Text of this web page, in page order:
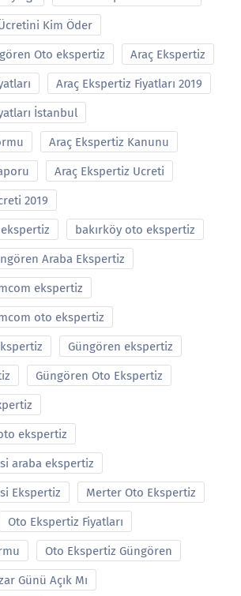
Kim Öder
Oto ekspertiz Araç Ekspertiz
Araç Ekspertiz Fiyatları 2019
İstanbul
Araç Ekspertiz Kanunu
Araç Ekspertiz Ucreti
2019
bakırköy oto ekspertiz
Araba Ekspertiz
ekspertiz
oto ekspertiz
Güngören ekspertiz
Güngören Oto Ekspertiz
ekspertiz
araba ekspertiz
Ekspertiz Merter Oto Ekspertiz
Oto Ekspertiz Fiyatları
Oto Ekspertiz Güngören
Günü Açık Mı